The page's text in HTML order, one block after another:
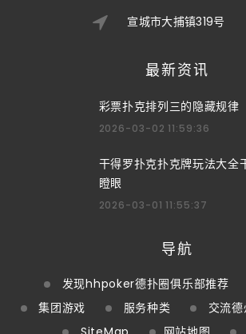
宣城市大捕镇319号
最新资讯
彩票扑克排列三的隐藏规律
2026-03-02 11:59:36
干得罗扑克扑克牌玩法大全
瞪眼
2026-03-01 11:55:37
导航
发现hhpoker德扑圈俱乐部推荐
集团游戏
服务种类
交流